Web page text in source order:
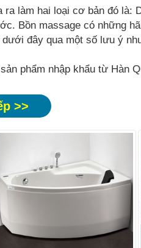
làm hai loại cơ bản đó là:
Bồn massage có những
đây qua một số lưu ý
phẩm nhập khẩu từ Hàn
>>